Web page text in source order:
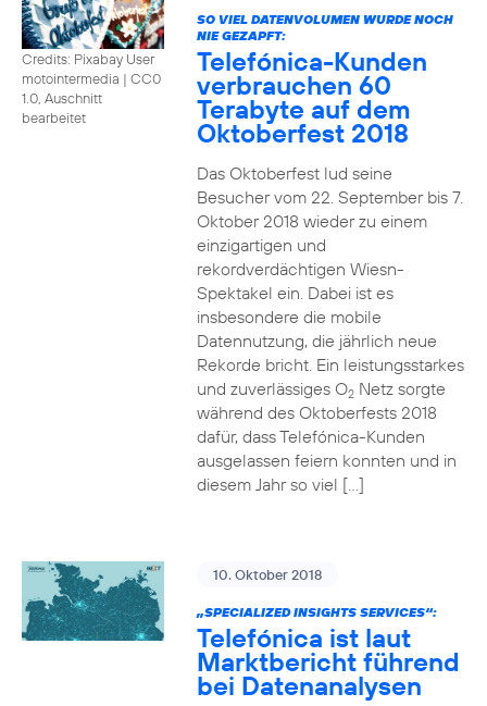
Credits: Pixabay User
motointermedia | CC0
1.0, Auschnitt
bearbeitet
SO VIEL DATENVOLUMEN WURDE NOCH
NIE GEZAPFT:
Telefónica-Kunden
verbrauchen 60
Terabyte auf dem
Oktoberfest 2018
Das Oktoberfest lud seine
Besucher vom 22. September bis 7.
Oktober 2018 wieder zu einem
einzigartigen und
rekordverdächtigen Wiesn-
Spektakel ein. Dabei ist es
insbesondere die mobile
Datennutzung, die jährlich neue
Rekorde bricht. Ein leistungsstarkes
und zuverlässiges O2Netz sorgte
während des Oktoberfests 2018
dafür, dass Telefónica-Kunden
ausgelassen feiern konnten und in
diesem Jahr so viel […]
10. Oktober 2018
„SPECIALIZED INSIGHTS SERVICES“:
Telefónica ist laut
Marktbericht führend
bei Datenanalysen